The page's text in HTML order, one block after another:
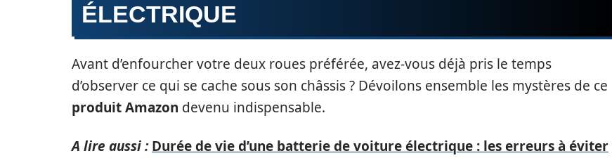
ÉLECTRIQUE
Avant d’enfourcher votre deux roues préférée, avez-vous déjà pris le temps
d’observer ce qui se cache sous son châssis ? Dévoilons ensemble les mystères de ce
produit Amazon devenu indispensable.
A lire aussi : Durée de vie d’une batterie de voiture électrique : les erreurs à éviter